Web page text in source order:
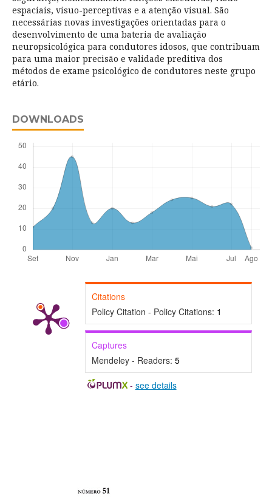
espaciais, visuo-perceptivas e a atenção visual. São
necessárias novas investigações orientadas para o
desenvolvimento de uma bateria de avaliação
neuropsicológica para condutores idosos, que contribuam
para uma maior precisão e validade preditiva dos
métodos de exame psicológico de condutores neste grupo
etário.
DOWNLOADS
Citations
Policy Citation - Policy Citations: 1
Captures
Mendeley - Readers: 5
- see details